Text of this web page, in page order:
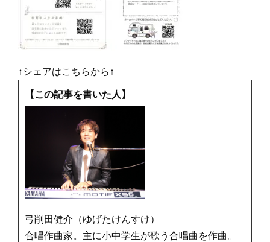
↑シェアはこちらから↑
【この記事を書いた人】
弓削田健介（ゆげたけんすけ）
合唱作曲家。主に小中学生が歌う合唱曲を作曲。